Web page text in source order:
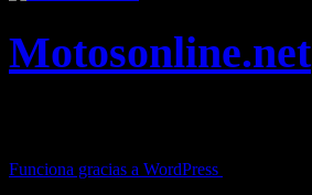
Motosonline.net
Funciona gracias a WordPress